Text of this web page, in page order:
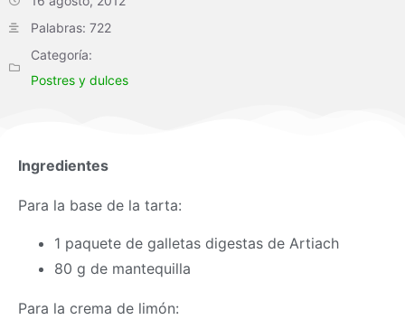
Palabras: 722
Categoría:
Postres y dulces
Ingredientes
Para la base de la tarta:
1 paquete de galletas digestas de Artiach
80 g de mantequilla
Para la crema de limón: